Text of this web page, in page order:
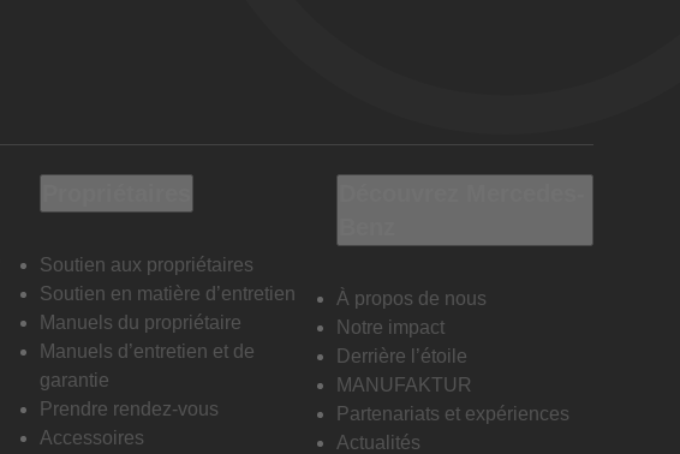
Soutien aux propriétaires
Soutien en matière d’entretien
Manuels du propriétaire
Manuels d’entretien et de
garantie
Prendre rendez-vous
Accessoires
À propos de nous
Notre impact
Derrière l’étoile
MANUFAKTUR
Partenariats et expériences
Actualités